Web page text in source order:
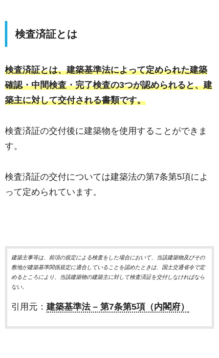
検査済証とは
検査済証とは、建築基準法によって定められた建築
確認・中間検査・完了検査の3つが認められると、建
築主に対して交付される書類です。
検査済証の交付後に建築物を使用することができま
す。
検査済証の交付については建築法の第7条第5項によ
って定められています。
建築主事等は、前項の規定による検査をした場合において、当該建築物及びその
敷地が建築基準関係規定に適合していることを認めたときは、国土交通省令で定
めるところにより、当該建築物の建築主に対して検査済証を交付しなければなら
ない。
引用元： 建築基準法 – 第7条第5項（内閣府）